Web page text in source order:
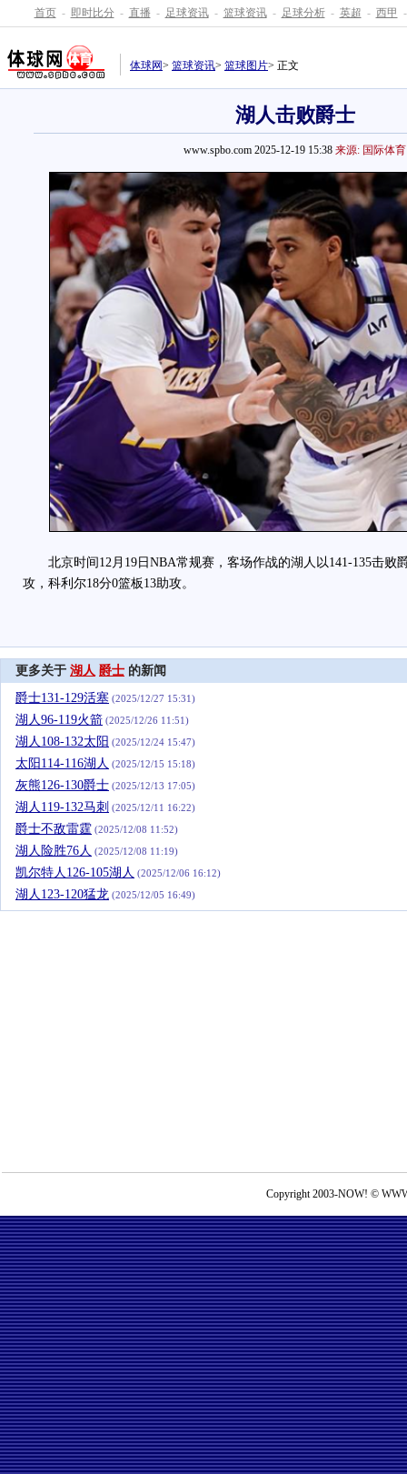
首页 - 即时比分 - 直播 - 足球资讯 - 篮球资讯 - 足球分析 - 英超 - 西甲 -
体球网> 篮球资讯> 篮球图片> 正文
湖人击败爵士
www.spbo.com 2025-12-19 15:38 来源: 国际体育
北京时间12月19日NBA常规赛，客场作战的湖人以141-135击败
攻，科利尔18分0篮板13助攻。
更多关于 湖人 爵士 的新闻
爵士131-129活塞 (2025/12/27 15:31)
湖人96-119火箭 (2025/12/26 11:51)
湖人108-132太阳 (2025/12/24 15:47)
太阳114-116湖人 (2025/12/15 15:18)
灰熊126-130爵士 (2025/12/13 17:05)
湖人119-132马刺 (2025/12/11 16:22)
爵士不敌雷霆 (2025/12/08 11:52)
湖人险胜76人 (2025/12/08 11:19)
凯尔特人126-105湖人 (2025/12/06 16:12)
湖人123-120猛龙 (2025/12/05 16:49)
Copyright 2003-NOW! ©